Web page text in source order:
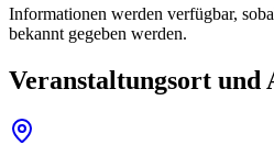
Informationen werden verfügbar,
bekannt gegeben werden.
Veranstaltungsort und